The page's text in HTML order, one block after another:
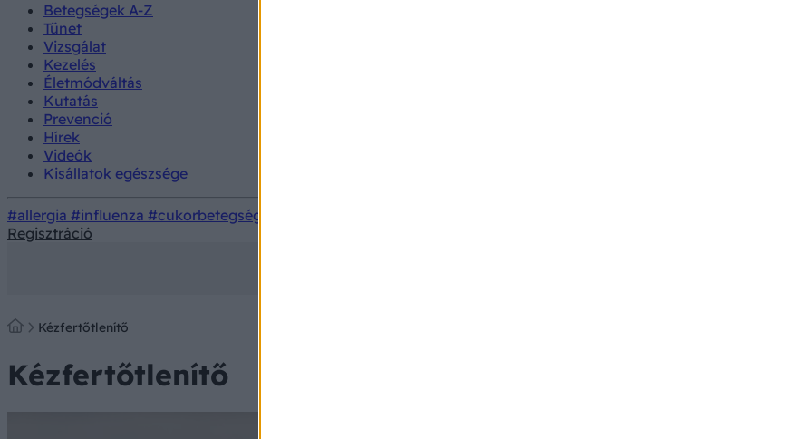
Betegségek A-Z
Tünet
Vizsgálat
Kezelés
Életmódváltás
Kutatás
Prevenció
Hírek
Videók
Kisállatok egészsége
#allergia #influenza #cukorbetegség
Regisztráció
Kézfertőtlenítő
Kézfertőtlenítő